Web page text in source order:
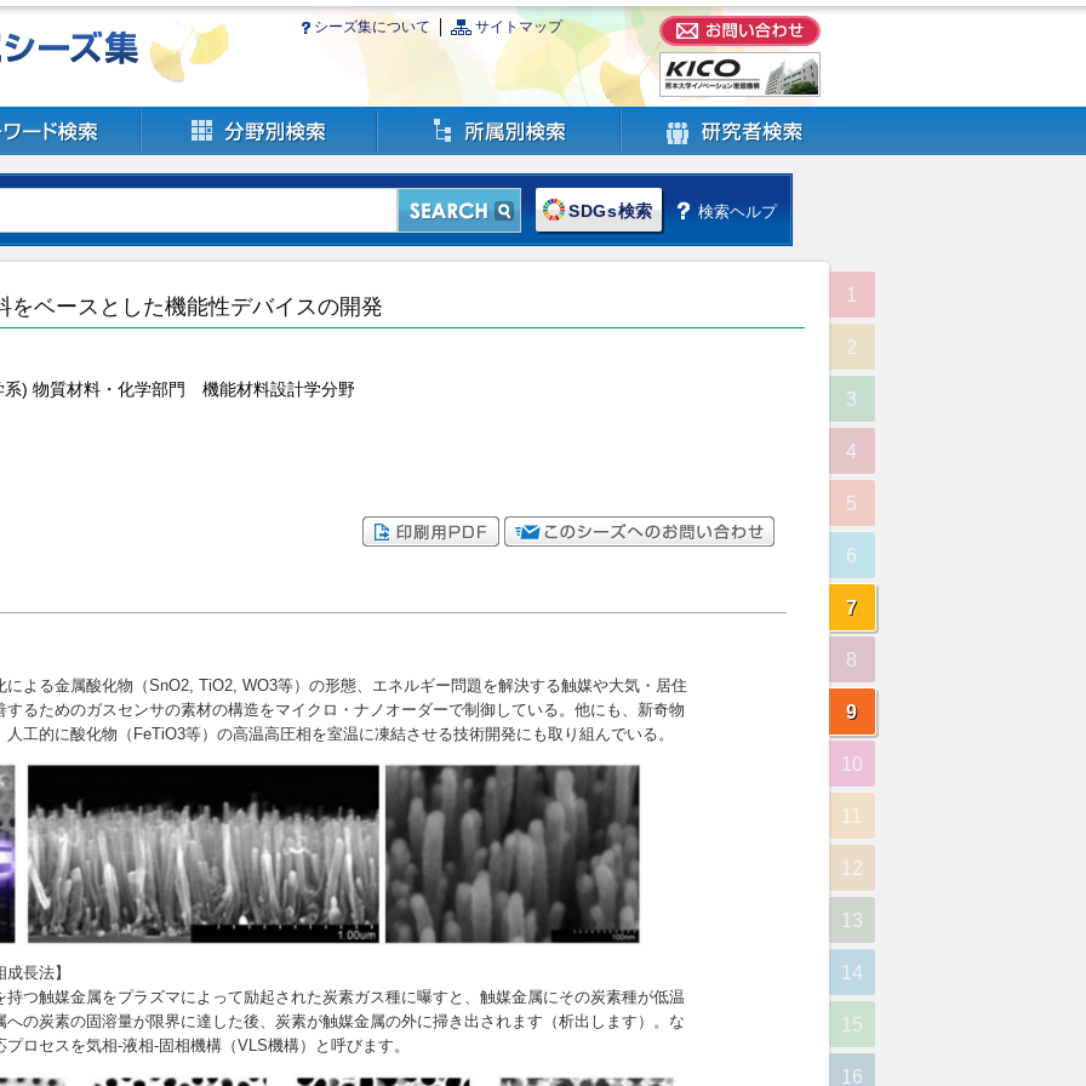
シーズ集について サイトマップ
SDGs検索 検索ヘルプ
をベースとした機能性デバイスの開発
系) 物質材料・化学部門 機能材料設計学分野
1
2
3
4
5
6
7
8
9
10
11
12
13
14
15
16